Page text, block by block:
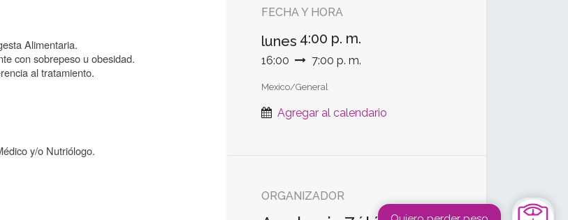
Alimentaria.
con sobrepeso u obesidad.
al tratamiento.
y/o Nutriólogo.
FECHA Y HORA
lunes 4:00 p. m.
16:00 7:00 p. m.
Mexico/General
Agregar al calendario
ORGANIZADOR